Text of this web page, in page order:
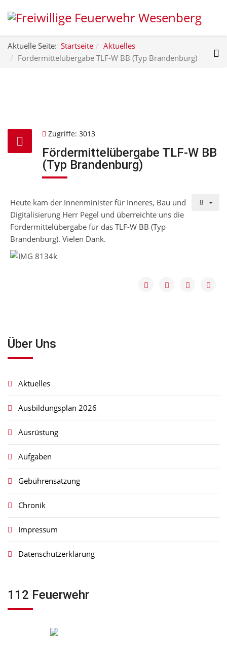
Aktuelle Seite: Startseite
Aktuelles
Fördermittelübergabe TLF-W BB (Typ Brandenburg)
Zugriffe: 3013
Fördermittelübergabe TLF-W BB
(Typ Brandenburg)
Heute kam der Innenminister für Inneres, Bau und
Digitalisierung Herr Pegel und überreichte uns die
Fördermittelübergabe für das TLF-W BB (Typ
Brandenburg). Vielen Dank.
Über Uns
Aktuelles
Ausbildungsplan 2026
Ausrüstung
Aufgaben
Gebührensatzung
Chronik
Impressum
Datenschutzerklärung
112 Feuerwehr